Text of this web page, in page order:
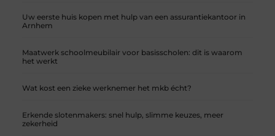
Uw eerste huis kopen met hulp van een assurantiekantoor in
Arnhem
Maatwerk schoolmeubilair voor basisscholen: dit is waarom
het werkt
Wat kost een zieke werknemer het mkb écht?
Erkende slotenmakers: snel hulp, slimme keuzes, meer
zekerheid